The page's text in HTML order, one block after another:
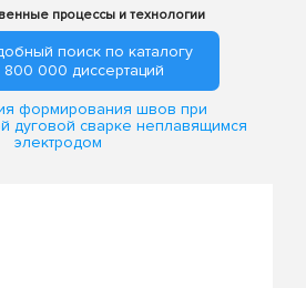
процессы и технологии
поиск по каталогу
000 диссертаций
формирования швов при
дуговой сварке неплавящимся
электродом